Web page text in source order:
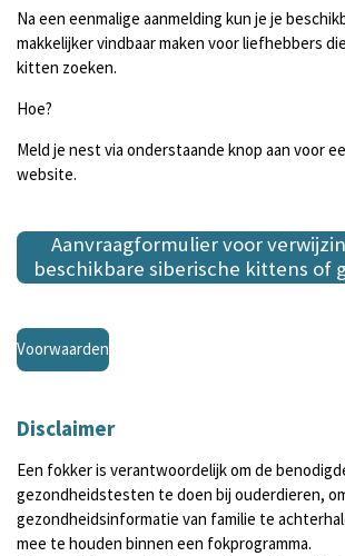
Na een eenmalige aanmelding kun je je
makkelijker vindbaar maken voor liefhebbers
kitten zoeken.
Hoe?
Meld je nest via onderstaande knop aan voor
website.
Aanvraagformulier voor
beschikbare siberische kittens of
Voorwaarden
Disclaimer
Een fokker is verantwoordelijk om de
gezondheidstesten te doen bij ouderdieren,
gezondheidsinformatie van familie te
mee te houden binnen een fokprogramma.